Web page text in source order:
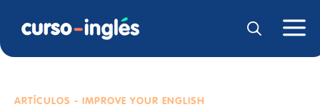
ARTÍCULOS - IMPROVE YOUR ENGLISH